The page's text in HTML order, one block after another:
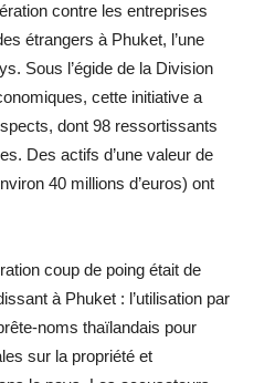
contre les entreprises
étrangers à Phuket, l’une
Sous l’égide de la Division
cette initiative a
dont 98 ressortissants
Des actifs d’une valeur de
40 millions d’euros) ont
coup de poing était de
à Phuket : l’utilisation par
noms thaïlandais pour
sur la propriété et